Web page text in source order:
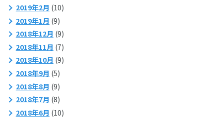
2019年2月 (10)
2019年1月 (9)
2018年12月 (9)
2018年11月 (7)
2018年10月 (9)
2018年9月 (5)
2018年8月 (9)
2018年7月 (8)
2018年6月 (10)